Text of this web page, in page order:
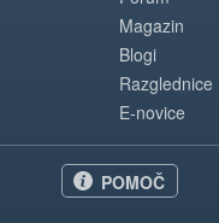
Magazin
Blogi
Razglednice
E-novice
POMOČ